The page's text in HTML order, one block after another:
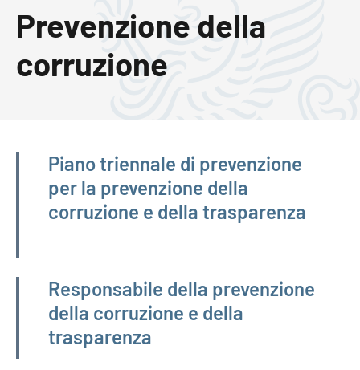
Prevenzione della
corruzione
Amministrazione trasparente
Piano triennale di prevenzione
per la prevenzione della
corruzione e della trasparenza
Responsabile della prevenzione
della corruzione e della
trasparenza